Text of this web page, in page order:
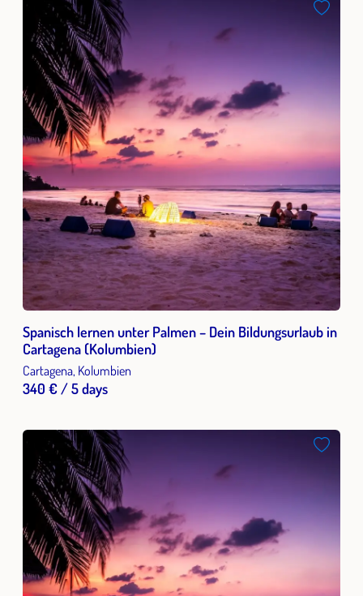
Spanisch lernen unter Palmen – Dein Bildungsurlaub in
Cartagena (Kolumbien)
Cartagena, Kolumbien
340 € / 5 days